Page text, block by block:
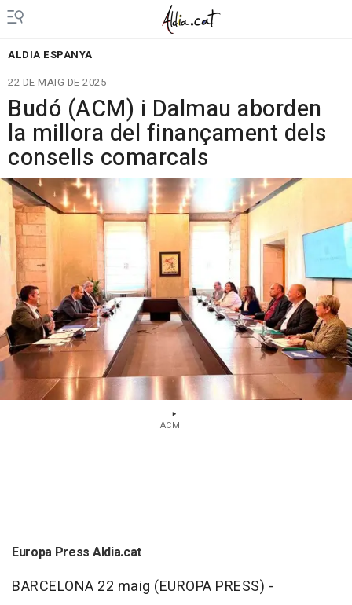
ALDIA ESPANYA
22 DE MAIG DE 2025
Budó (ACM) i Dalmau aborden
la millora del finançament dels
consells comarcals
ACM
Europa Press Aldia.cat
BARCELONA 22 maig (EUROPA PRESS) -